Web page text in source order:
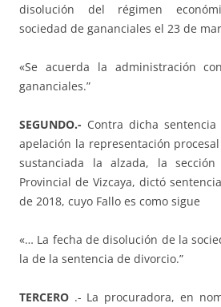
disolución del régimen
sociedad de gananciales el 23 de
«Se acuerda la administración
gananciales.”
SEGUNDO.- Contra dicha
apelación la representación
sustanciada la alzada, la
Provincial de Vizcaya, dictó
de 2018, cuyo Fallo es como sigue
«… La fecha de disolución de la
la de la sentencia de divorcio.”
TERCERO .- La procuradora, en